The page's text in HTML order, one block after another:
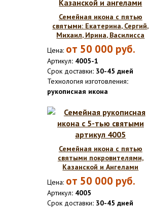
Семейная икона с пятью
святыми: Екатерина, Сергий,
Михаил, Ирина, Василисса
Цена: от 50 000 руб.
Артикул: 4005-1
Срок доставки: 30-45 дней
Технология изготовления:
рукописная икона
Семейная икона с пятью
святыми покровителями,
Казанской и Ангелами
Цена: от 50 000 руб.
Артикул: 4005
Срок доставки: 30-45 дней